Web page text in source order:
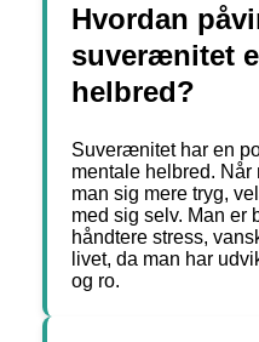
Hvordan
suverænitet
helbred?
Suverænitet har en
mentale helbred.
man sig mere tryg,
med sig selv. Man er
håndtere stress,
livet, da man har
og ro.